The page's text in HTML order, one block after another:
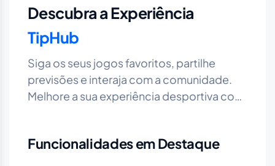
Descubra a Experiência
TipHub
Siga os seus jogos favoritos, partilhe
previsões e interaja com a comunidade.
Melhore a sua experiência desportiva com
Funcionalidades em Destaque